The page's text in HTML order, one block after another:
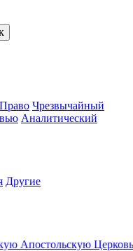
Право Чрезвычайный
Аналитический
Другие
Церковь